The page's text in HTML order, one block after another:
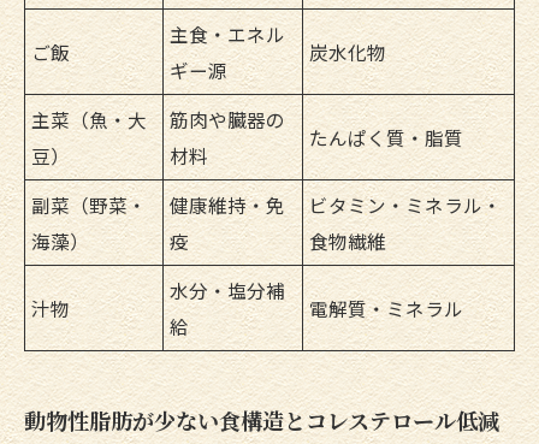
ご飯
主食・エネル
ギー源
炭水化物
主菜（魚・大
豆）
筋肉や臓器の
材料
たんぱく質・脂質
副菜（野菜・
海藻）
健康維持・免
疫
ビタミン・ミネラル・
食物繊維
汁物
水分・塩分補
給
電解質・ミネラル
動物性脂肪が少ない食構造とコレステロール低減